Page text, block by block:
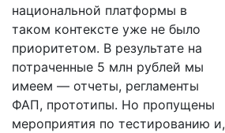
национальной платформы в
таком контексте уже не было
приоритетом. В результате на
потраченные 5 млн рублей мы
имеем — отчеты, регламенты
ФАП, прототипы. Но пропущены
мероприятия по тестированию и,